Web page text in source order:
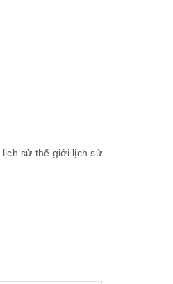
lịch sử thế giới lịch sử